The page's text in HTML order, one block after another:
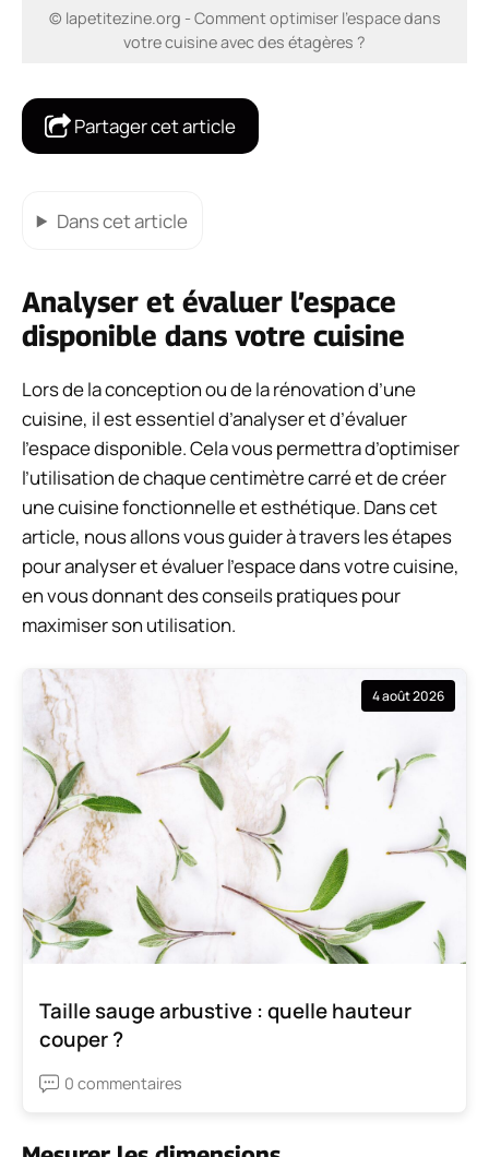
© lapetitezine.org - Comment optimiser l’espace dans
votre cuisine avec des étagères ?
Partager cet article
Dans cet article
Analyser et évaluer l’espace
disponible dans votre cuisine
Lors de la conception ou de la rénovation d’une
cuisine, il est essentiel d’analyser et d’évaluer
l’espace disponible. Cela vous permettra d’optimiser
l’utilisation de chaque centimètre carré et de créer
une cuisine fonctionnelle et esthétique. Dans cet
article, nous allons vous guider à travers les étapes
pour analyser et évaluer l’espace dans votre cuisine,
en vous donnant des conseils pratiques pour
maximiser son utilisation.
4 août 2026
Taille sauge arbustive : quelle hauteur
couper ?
0 commentaires